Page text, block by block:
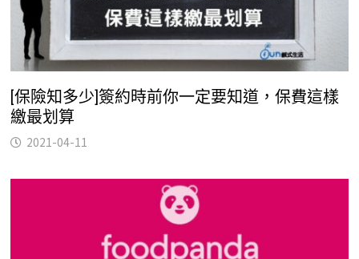
[保險知多少]簽約時前你一定要知道，保費這樣
繳最划算
2021-04-11